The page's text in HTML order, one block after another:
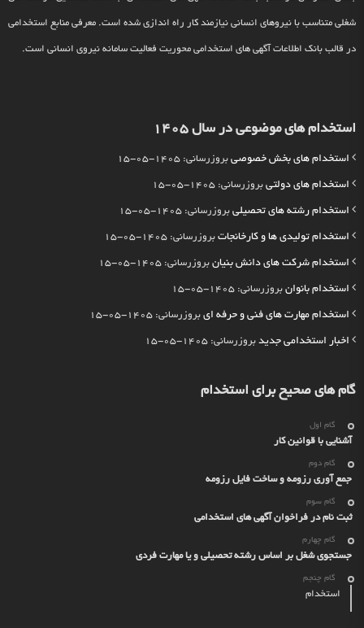
شغلی متناسب با نیروهای انسانی نیازمند کار راه اندازی شده است. معرفی منابع استخدامی
در قالب بانک اطلاعات آگهی های استخدامی محوریت فعالیت سامانه نیروی انسانی است.
استخدام های موضوعی در سال 1405
استخدام های بخش خصوصی بروزرسانی: 1405-05-15
استخدام های دولتی بروزرسانی: 1405-05-15
استخدام رشته های تحصیلی بروزرسانی: 1405-05-15
استخدام تولیدی ها و کارخانجات بروزرسانی: 1405-05-15
استخدام شرکت های دانش بنیان بروزرسانی: 1405-05-15
استخدام بانوان بروزرسانی: 1405-05-15
استخدام مهارت های فنی و حرفه ای بروزرسانی: 1405-05-15
اخبار استخدامی جدید بروزرسانی: 1405-05-15
گام های صحیح برای استخدام
گام اول
آشنایی با قوانین کار
گام دوم
جمع آوری رزومه و ساخت فایل رزومه
گام سوم
ثبت نام در فراخوان آگهی های استخدامی
گام چهارم
جستجوی شغل بر اساس رشته تحصیلی و یا مهارت فردی
گام چنجم
استخدام